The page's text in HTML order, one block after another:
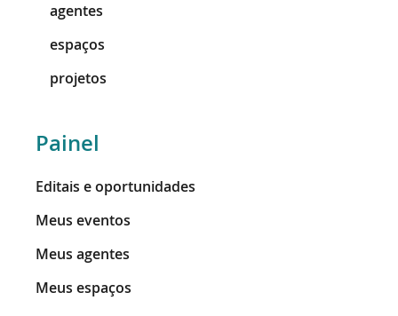
agentes
espaços
projetos
Painel
Editais e oportunidades
Meus eventos
Meus agentes
Meus espaços